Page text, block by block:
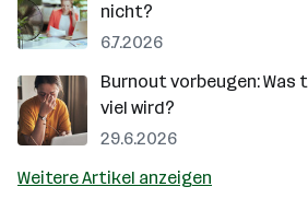
nicht?
6.7.2026
Burnout vorbeugen: Was
viel wird?
29.6.2026
Weitere Artikel anzeigen